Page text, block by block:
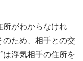
所がわからなけれ
のため、相手との交
は浮気相手の住所を